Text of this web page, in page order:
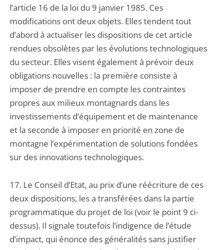
l’article 16 de la loi du 9 janvier 1985. Ces
modifications ont deux objets. Elles tendent tout
d’abord à actualiser les dispositions de cet article
rendues obsolètes par les évolutions technologiques
du secteur. Elles visent également à prévoir deux
obligations nouvelles : la première consiste à
imposer de prendre en compte les contraintes
propres aux milieux montagnards dans les
investissements d’équipement et de maintenance
et la seconde à imposer en priorité en zone de
montagne l’expérimentation de solutions fondées
sur des innovations technologiques.
17. Le Conseil d’Etat, au prix d’une réécriture de ces
deux dispositions, les a transférées dans la partie
programmatique du projet de loi (voir le point 9 ci-
dessus). Il signale toutefois l’indigence de l’étude
d’impact, qui énonce des généralités sans justifier